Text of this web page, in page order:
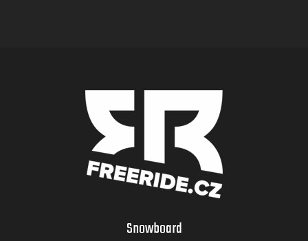
Snowboard